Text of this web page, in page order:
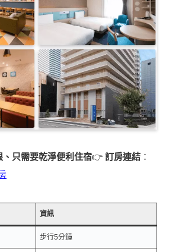
只需要乾淨便利住宿👉 訂房連結 ：
資訊
步行5分鐘